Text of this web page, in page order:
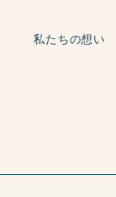
私たちの想い